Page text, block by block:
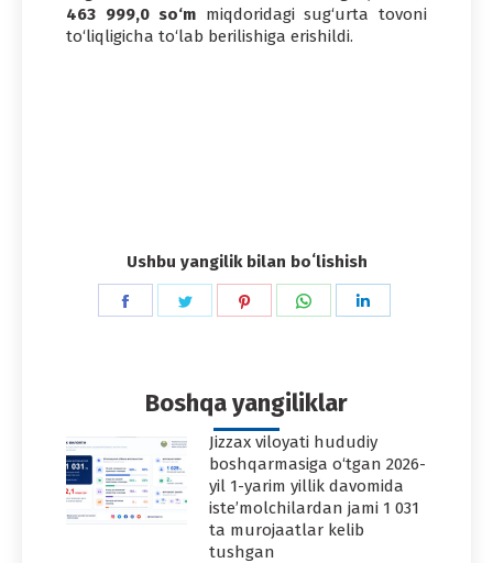
463 999,0 so‘m miqdoridagi sug‘urta tovoni
to‘liqligicha to‘lab berilishiga erishildi.
Ushbu yangilik bilan boʻlishish
Share
Share
Share
Share
Boshqa yangiliklar
Jizzax viloyati hududiy
boshqarmasiga o‘tgan 2026-
yil 1-yarim yillik davomida
iste’molchilardan jami 1 031
ta murojaatlar kelib
tushgan